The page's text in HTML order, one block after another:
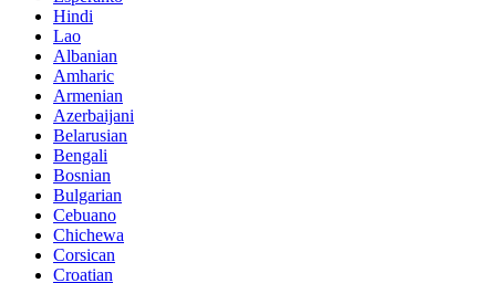
Hindi
Lao
Albanian
Amharic
Armenian
Azerbaijani
Belarusian
Bengali
Bosnian
Bulgarian
Cebuano
Chichewa
Corsican
Croatian